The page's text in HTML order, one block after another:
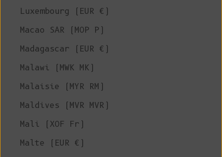
Luxembourg (EUR €)
Macao SAR (MOP P)
Madagascar (EUR €)
Malawi (MWK MK)
Malaisie (MYR RM)
Maldives (MVR MVR)
Mali (XOF Fr)
Malte (EUR €)